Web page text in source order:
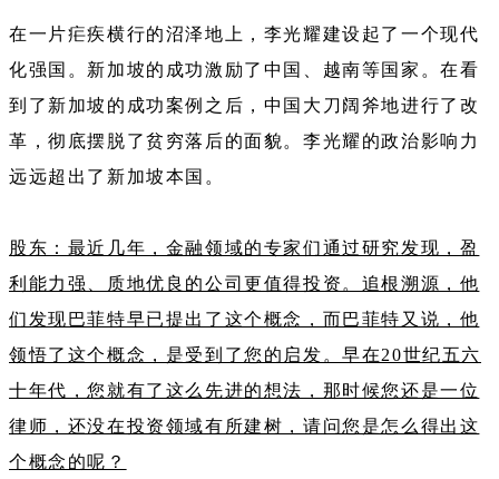
在一片疟疾横行的沼泽地上，李光耀建设起了一个现代
化强国。新加坡的成功激励了中国、越南等国家。在看
到了新加坡的成功案例之后，中国大刀阔斧地进行了改
革，彻底摆脱了贫穷落后的面貌。李光耀的政治影响力
远远超出了新加坡本国。
股东：最近几年，金融领域的专家们通过研究发现，盈
利能力强、质地优良的公司更值得投资。追根溯源，他
们发现巴菲特早已提出了这个概念，而巴菲特又说，他
领悟了这个概念，是受到了您的启发。早在20世纪五六
十年代，您就有了这么先进的想法，那时候您还是一位
律师，还没在投资领域有所建树，请问您是怎么得出这
个概念的呢？